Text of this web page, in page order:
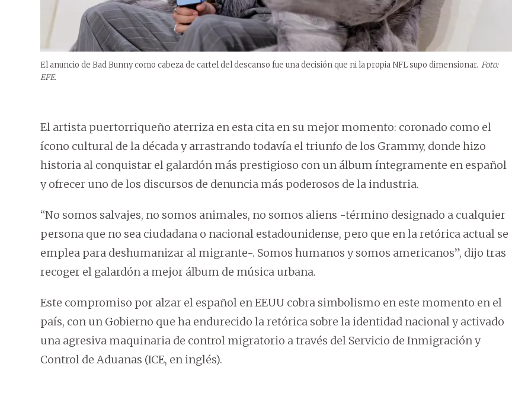
El anuncio de Bad Bunny como cabeza de cartel del descanso fue una decisión que ni la propia NFL supo dimensionar. Foto:
EFE.
El artista puertorriqueño aterriza en esta cita en su mejor momento: coronado como el
ícono cultural de la década y arrastrando todavía el triunfo de los Grammy, donde hizo
historia al conquistar el galardón más prestigioso con un álbum íntegramente en español
y ofrecer uno de los discursos de denuncia más poderosos de la industria.
“No somos salvajes, no somos animales, no somos aliens -término designado a cualquier
persona que no sea ciudadana o nacional estadounidense, pero que en la retórica actual se
emplea para deshumanizar al migrante-. Somos humanos y somos americanos”, dijo tras
recoger el galardón a mejor álbum de música urbana.
Este compromiso por alzar el español en EEUU cobra simbolismo en este momento en el
país, con un Gobierno que ha endurecido la retórica sobre la identidad nacional y activado
una agresiva maquinaria de control migratorio a través del Servicio de Inmigración y
Control de Aduanas (ICE, en inglés).